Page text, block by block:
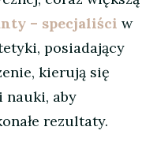
– specjaliści w
posiadający
kierują się
nauki, aby
rezultaty.